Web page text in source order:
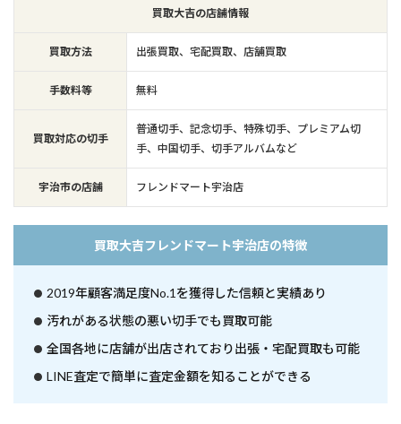
買取大吉の店舗情報
買取方法 出張買取、宅配買取、店舗買取
手数料等 無料
買取対応の切手
普通切手、記念切手、特殊切手、プレミアム切
手、中国切手、切手アルバムなど
宇治市の店舗 フレンドマート宇治店
買取大吉フレンドマート宇治店の特徴
2019年顧客満足度No.1を獲得した信頼と実績あり
汚れがある状態の悪い切手でも買取可能
全国各地に店舗が出店されており出張・宅配買取も可能
LINE査定で簡単に査定金額を知ることができる